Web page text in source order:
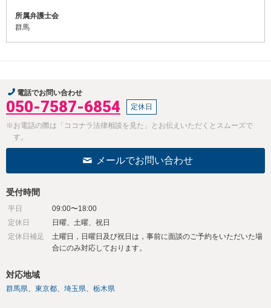
所属弁護士会
群馬
電話でお問い合わせ
050-7587-6854 定休日
※お電話の際は「ココナラ法律相談を見た」とお伝えいただくとスムーズで
す。
メールでお問い合わせ
受付時間
平日
09:00〜18:00
定休日
日曜、土曜、祝日
定休日補足
土曜日，日曜日及び祝日は，事前に面談のご予約をいただいた場
合にのみ対応しております。
対応地域
群馬県 東京都 埼玉県 栃木県